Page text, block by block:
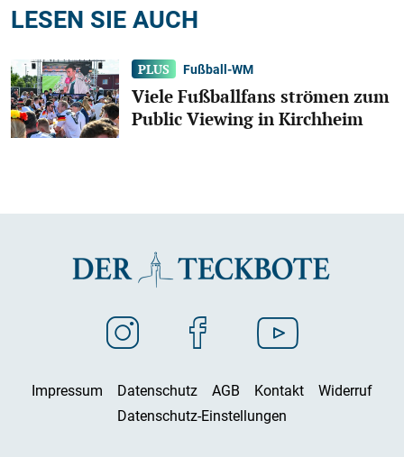
LESEN SIE AUCH
Fußball-WM
Viele Fußballfans strömen zum
Public Viewing in Kirchheim
Impressum Datenschutz AGB Kontakt
Widerruf
Datenschutz-Einstellungen